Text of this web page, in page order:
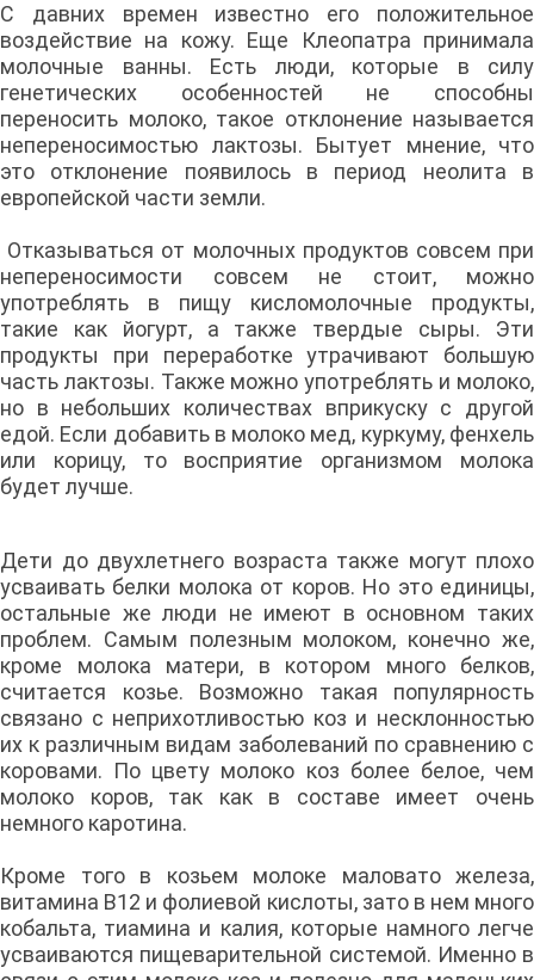
С давних времен известно его положительное
воздействие на кожу. Еще Клеопатра принимала
молочные ванны. Есть люди, которые в силу
генетических особенностей не способны
переносить молоко, такое отклонение называется
непереносимостью лактозы. Бытует мнение, что
это отклонение появилось в период неолита в
европейской части земли.
Отказываться от молочных продуктов совсем при
непереносимости совсем не стоит, можно
употреблять в пищу кисломолочные продукты,
такие как йогурт, а также твердые сыры. Эти
продукты при переработке утрачивают большую
часть лактозы. Также можно употреблять и молоко,
но в небольших количествах вприкуску с другой
едой. Если добавить в молоко мед, куркуму, фенхель
или корицу, то восприятие организмом молока
будет лучше.
Дети до двухлетнего возраста также могут плохо
усваивать белки молока от коров. Но это единицы,
остальные же люди не имеют в основном таких
проблем. Самым полезным молоком, конечно же,
кроме молока матери, в котором много белков,
считается козье. Возможно такая популярность
связано с неприхотливостью коз и несклонностью
их к различным видам заболеваний по сравнению с
коровами. По цвету молоко коз более белое, чем
молоко коров, так как в составе имеет очень
немного каротина.
Кроме того в козьем молоке маловато железа,
витамина В12 и фолиевой кислоты, зато в нем много
кобальта, тиамина и калия, которые намного легче
усваиваются пищеварительной системой. Именно в